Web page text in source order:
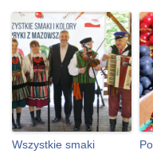
Wszystkie smaki